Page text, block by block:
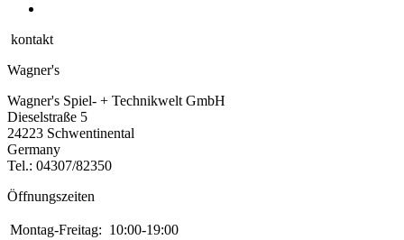
kontakt
Wagner's
Wagner's Spiel- + Technikwelt GmbH
Dieselstraße 5
24223 Schwentinental
Germany
Tel.: 04307/82350
Öffnungszeiten
Montag-Freitag: 10:00-19:00